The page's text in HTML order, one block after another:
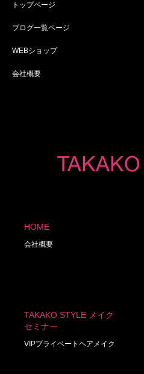
トップページ
ブログ一覧ページ
WEBショップ
会社概要
HOME
会社概要
TAKAKO STYLE メイク
セミナー
VIPプライベートヘアメイク